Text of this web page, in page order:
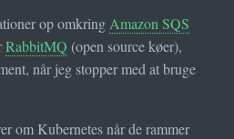
op omkring Amazon SQS
RabbitMQ (open source køer),
når jeg stopper med at bruge
om Kubernetes når de rammer